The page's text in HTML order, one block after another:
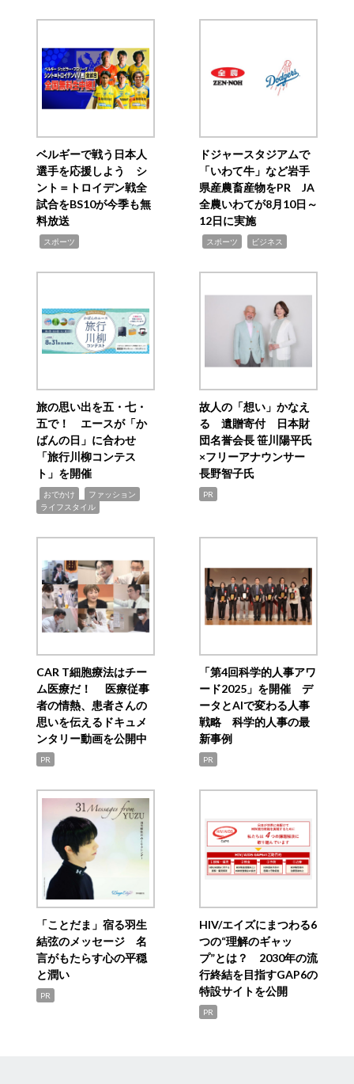
ベルギーで戦う日本人
選手を応援しよう シ
ント＝トロイデン戦全
試合をBS10が今季も無
料放送
スポーツ
ドジャースタジアムで
「いわて牛」など岩手
県産農畜産物をPR JA
全農いわてが8月10日～
12日に実施
スポーツ ビジネス
旅の思い出を五・七・
五で！ エースが「か
ばんの日」に合わせ
「旅行川柳コンテス
ト」を開催
おでかけ ファッション
ライフスタイル
故人の「想い」かなえ
る 遺贈寄付 日本財
団名誉会長 笹川陽平氏
×フリーアナウンサー
長野智子氏
PR
CAR T細胞療法はチー
ム医療だ！ 医療従事
者の情熱、患者さんの
思いを伝えるドキュメ
ンタリー動画を公開中
PR
「第4回科学的人事アワ
ード2025」を開催 デ
ータとAIで変わる人事
戦略 科学的人事の最
新事例
PR
「ことだま」宿る羽生
結弦のメッセージ 名
言がもたらす心の平穏
と潤い
PR
HIV/エイズにまつわる6
つの“理解のギャッ
プ”とは？ 2030年の流
行終結を目指すGAP6の
特設サイトを公開
PR